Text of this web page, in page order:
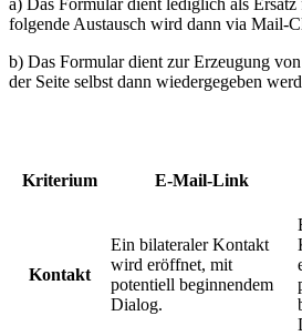
a) Das Formular dient lediglich als
folgende Austausch wird dann via Mail-
b) Das Formular dient zur Erzeugung
der Seite selbst dann wiedergegeben
Kriterium E-Mail-Link
Kontakt
Ein bilateraler Kontakt
wird eröffnet, mit
potentiell beginnendem
Dialog.